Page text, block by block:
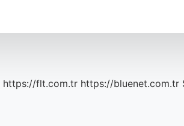
https://flt.com.tr https://bluenet.com.tr